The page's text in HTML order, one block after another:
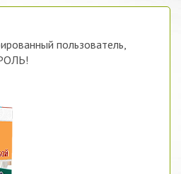
пользователь,